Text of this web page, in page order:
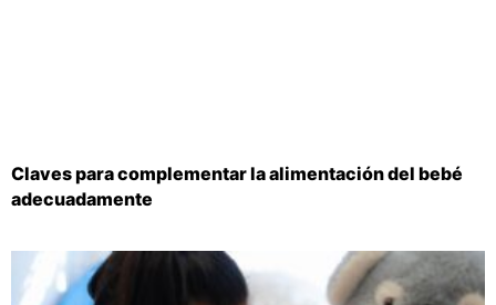
Claves para complementar la alimentación del bebé
adecuadamente